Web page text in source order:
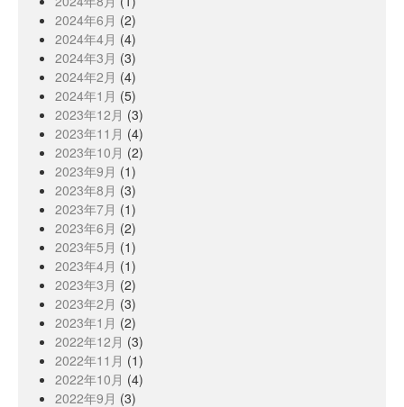
2024年6月 (2)
2024年4月 (4)
2024年3月 (3)
2024年2月 (4)
2024年1月 (5)
2023年12月 (3)
2023年11月 (4)
2023年10月 (2)
2023年9月 (1)
2023年8月 (3)
2023年7月 (1)
2023年6月 (2)
2023年5月 (1)
2023年4月 (1)
2023年3月 (2)
2023年2月 (3)
2023年1月 (2)
2022年12月 (3)
2022年11月 (1)
2022年10月 (4)
2022年9月 (3)